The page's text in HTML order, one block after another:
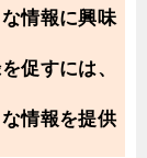
情報に興味
促すには、
情報を提供